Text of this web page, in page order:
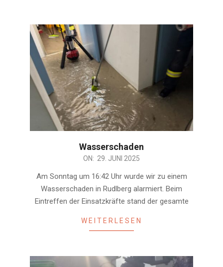
Wasserschaden
ON: 29. JUNI 2025
Am Sonntag um 16:42 Uhr wurde wir zu einem
Wasserschaden in Rudlberg alarmiert. Beim
Eintreffen der Einsatzkräfte stand der gesamte
WEITERLESEN